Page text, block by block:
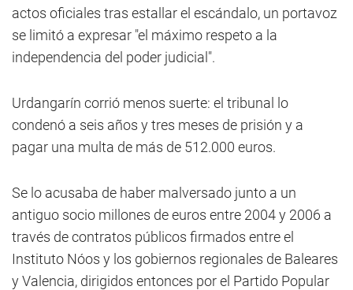
actos oficiales tras estallar el escándalo, un portavoz
se limitó a expresar "el máximo respeto a la
independencia del poder judicial".
Urdangarín corrió menos suerte: el tribunal lo
condenó a seis años y tres meses de prisión y a
pagar una multa de más de 512.000 euros.
Se lo acusaba de haber malversado junto a un
antiguo socio millones de euros entre 2004 y 2006 a
través de contratos públicos firmados entre el
Instituto Nóos y los gobiernos regionales de Baleares
y Valencia, dirigidos entonces por el Partido Popular